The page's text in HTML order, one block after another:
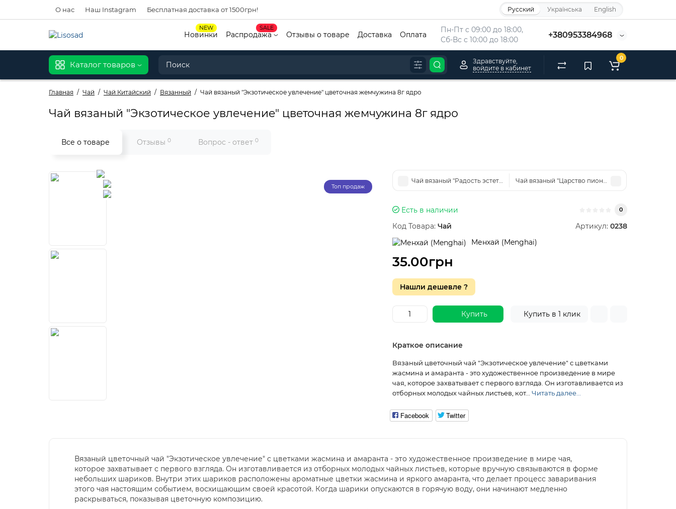
О нас Наш Instagram Бесплатная доставка от 1500грн! Русский Українська English
Пн-Пт с 09:00 до 18:00,
Сб-Вс с 10:00 до 18:00
+380953384968
NEW
Новинки
SALE
Распродажа Отзывы о товаре Доставка Оплата
Каталог товаров
Здравствуйте,
войдите в кабинет
0
Главная Чай Чай Китайский Вязанный Чай вязаный "Экзотическое увлечение" цветочная жемчужина 8г ядро
Чай вязаный "Экзотическое увлечение" цветочная жемчужина 8г ядро
Все о товаре Отзывы 0 Вопрос - ответ 0
Топ продаж
Чай вязаный "Радость эстета" цветочная жемчужина 8г ядрышко
Чай вязаный "Царство пиона" цветочная
Есть в наличии 0
Код Товара: Чай Артикул: 0238
Менхай (Menghai)
35.00грн
Нашли дешевле ?
Купить Купить в 1 клик
Краткое описание
Вязаный цветочный чай "Экзотическое увлечение" с цветками
жасмина и амаранта - это художественное произведение в мире
чая, которое захватывает с первого взгляда. Он изготавливается из
отборных молодых чайных листьев, кот... Читать далее...
Facebook Twitter
Вязаный цветочный чай "Экзотическое увлечение" с цветками жасмина и амаранта - это художественное произведение в мире чая,
которое захватывает с первого взгляда. Он изготавливается из отборных молодых чайных листьев, которые вручную связываются в форме
небольших шариков. Внутри этих шариков расположены ароматные цветки жасмина и яркого амаранта, что делает процесс заваривания
этого чая настоящим событием, восхищающим своей красотой. Когда шарики опускаются в горячую воду, они начинают медленно
раскрываться, показывая цветочную композицию.